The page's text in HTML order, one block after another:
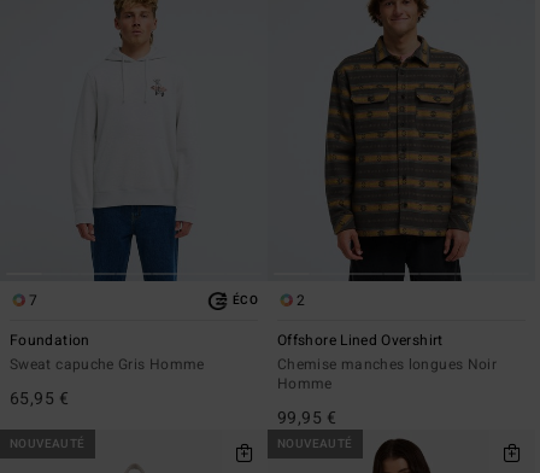
7 ÉCO
Foundation
Sweat capuche Gris Homme
65,95 €
2
Offshore Lined Overshirt
Chemise manches longues Noir
Homme
99,95 €
NOUVEAUTÉ NOUVEAUTÉ